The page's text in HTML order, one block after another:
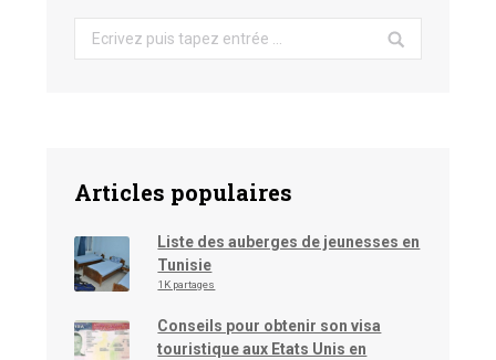
Search:
Articles populaires
Liste des auberges de jeunesses en
Tunisie
1K partages
Conseils pour obtenir son visa
touristique aux Etats Unis en